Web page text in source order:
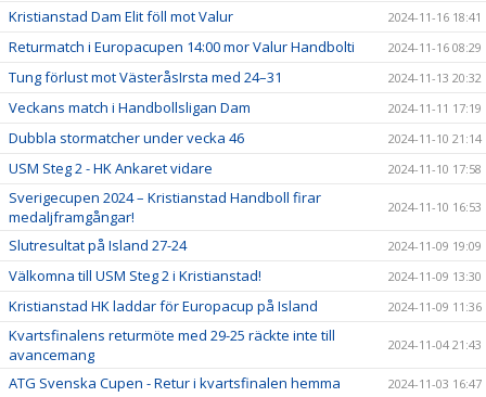
Kristianstad Dam Elit föll mot Valur 2024-11-16 18:41
Returmatch i Europacupen 14:00 mor Valur Handbolti 2024-11-16 08:29
Tung förlust mot VästeråsIrsta med 24–31 2024-11-13 20:32
Veckans match i Handbollsligan Dam 2024-11-11 17:19
Dubbla stormatcher under vecka 46 2024-11-10 21:14
USM Steg 2 - HK Ankaret vidare 2024-11-10 17:58
Sverigecupen 2024 – Kristianstad Handboll firar
medaljframgångar!
2024-11-10 16:53
Slutresultat på Island 27-24 2024-11-09 19:09
Välkomna till USM Steg 2 i Kristianstad! 2024-11-09 13:30
Kristianstad HK laddar för Europacup på Island 2024-11-09 11:36
Kvartsfinalens returmöte med 29-25 räckte inte till
avancemang
2024-11-04 21:43
ATG Svenska Cupen - Retur i kvartsfinalen hemma 2024-11-03 16:47